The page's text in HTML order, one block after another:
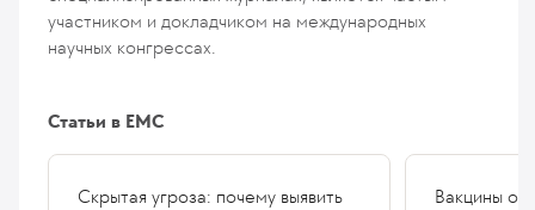
участником и докладчиком на международных
научных конгрессах.
Статьи в ЕМС
Скрытая угроза: почему выявить
Вакцины от